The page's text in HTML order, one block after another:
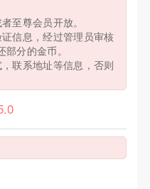
至尊会员开放。
信息，经过管理员审核
分的金币。
联系地址等信息，否则